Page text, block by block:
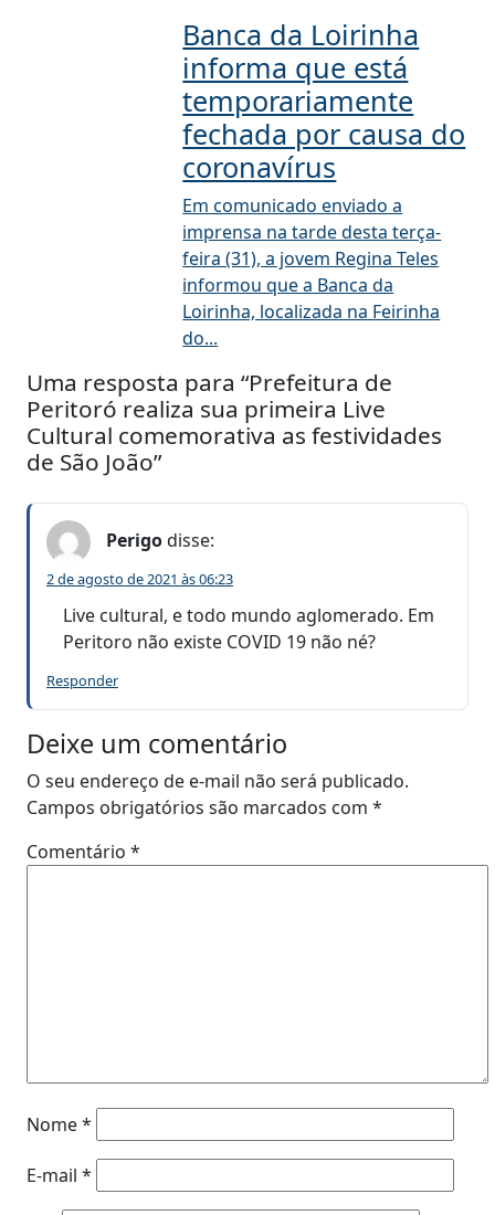
Banca da Loirinha
informa que está
temporariamente
fechada por causa do
coronavírus
Em comunicado enviado a
imprensa na tarde desta terça-
feira (31), a jovem Regina Teles
informou que a Banca da
Loirinha, localizada na Feirinha
do...
Uma resposta para “Prefeitura de
Peritoró realiza sua primeira Live
Cultural comemorativa as festividades
de São João”
Perigodisse:
2 de agosto de 2021 às 06:23
Live cultural, e todo mundo aglomerado. Em
Peritoro não existe COVID 19 não né?
Responder
Deixe um comentário
O seu endereço de e-mail não será publicado.
Campos obrigatórios são marcados com *
Comentário *
Nome*
E-mail *